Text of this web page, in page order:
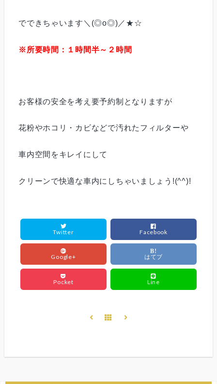
でできちゃいます＼(◎o◎)／★☆
※所要時間：１時間半～２時間
お客様の安全を考え要予約制となりますが
花粉やホコリ・カビなどで汚れたフィルターや
車内空間をキレイにして
クリーンで快適な車内にしちゃいましょう!(^^)!
Twitter Facebook
Google+
B!
はてブ
Pocket Line